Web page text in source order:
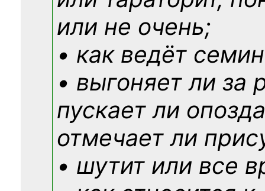
или не очень;
• как ведёт
• выгоняет ли за
пускает ли
отмечает ли
• шутит или все